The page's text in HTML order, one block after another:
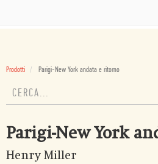
Prodotti Parigi-New York andata e ritorno
Parigi-New York
Henry Miller